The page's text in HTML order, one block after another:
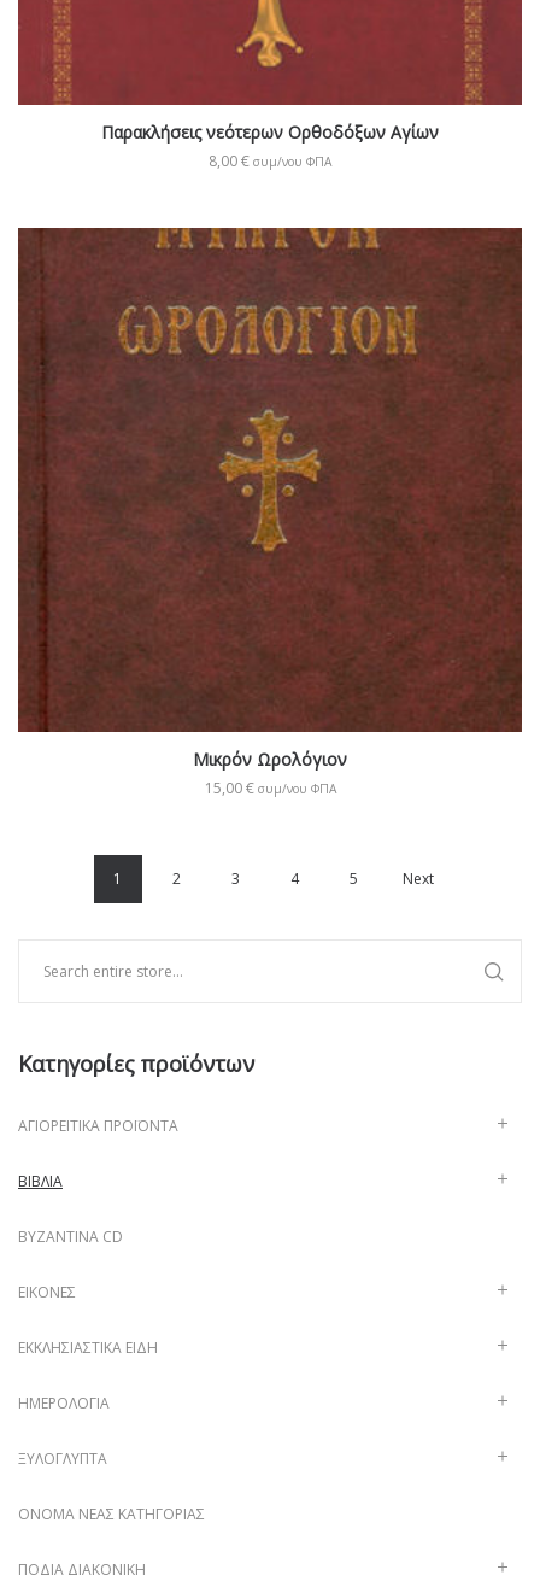
Παρακλήσεις νεότερων Ορθοδόξων Αγίων
8,00€ συμ/νου ΦΠΑ
Μικρόν Ωρολόγιον
15,00€ συμ/νου ΦΠΑ
1 2 3 4 5 Next
Κατηγορίες προϊόντων
ΑΓΙΟΡΕΊΤΙΚΑ ΠΡΟΪΌΝΤΑ
ΒΙΒΛΊΑ
ΒΥΖΑΝΤΙΝΑ CD
ΕΙΚΌΝΕΣ
ΕΚΚΛΗΣΙΑΣΤΙΚΆ ΕΊΔΗ
ΗΜΕΡΟΛΌΓΙΑ
ΞΥΛΌΓΛΥΠΤΑ
ΌΝΟΜΑ ΝΈΑΣ ΚΑΤΗΓΟΡΊΑΣ
ΠΟΔΙΆ ΔΙΑΚΟΝΙΚΉ